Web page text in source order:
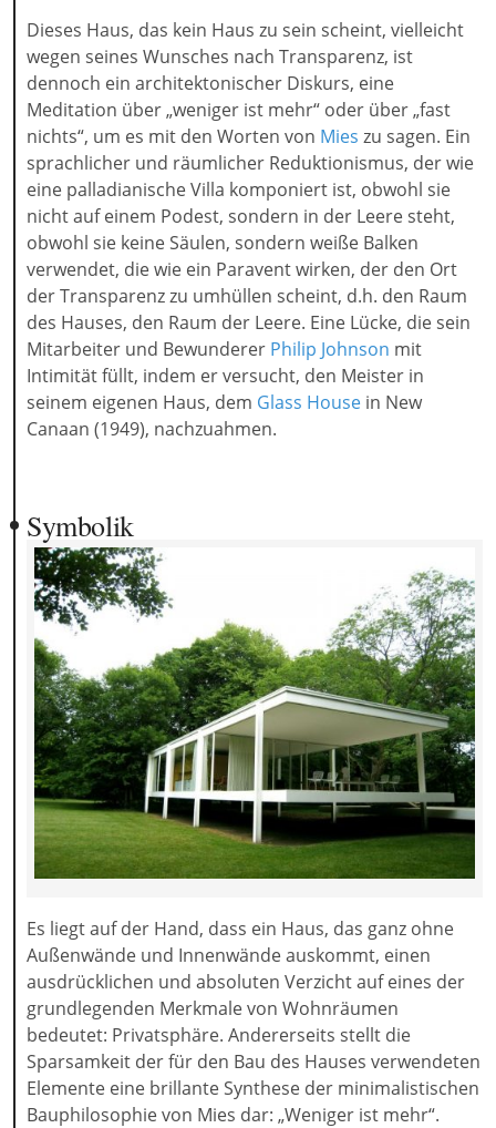
Dieses Haus, das kein Haus zu sein scheint, vielleicht
wegen seines Wunsches nach Transparenz, ist
dennoch ein architektonischer Diskurs, eine
Meditation über „weniger ist mehr“ oder über „fast
nichts“, um es mit den Worten von Mies zu sagen. Ein
sprachlicher und räumlicher Reduktionismus, der wie
eine palladianische Villa komponiert ist, obwohl sie
nicht auf einem Podest, sondern in der Leere steht,
obwohl sie keine Säulen, sondern weiße Balken
verwendet, die wie ein Paravent wirken, der den Ort
der Transparenz zu umhüllen scheint, d.h. den Raum
des Hauses, den Raum der Leere. Eine Lücke, die sein
Mitarbeiter und Bewunderer Philip Johnson mit
Intimität füllt, indem er versucht, den Meister in
seinem eigenen Haus, dem Glass House in New
Canaan (1949), nachzuahmen.
Symbolik
Es liegt auf der Hand, dass ein Haus, das ganz ohne
Außenwände und Innenwände auskommt, einen
ausdrücklichen und absoluten Verzicht auf eines der
grundlegenden Merkmale von Wohnräumen
bedeutet: Privatsphäre. Andererseits stellt die
Sparsamkeit der für den Bau des Hauses verwendeten
Elemente eine brillante Synthese der minimalistischen
Bauphilosophie von Mies dar: „Weniger ist mehr“.